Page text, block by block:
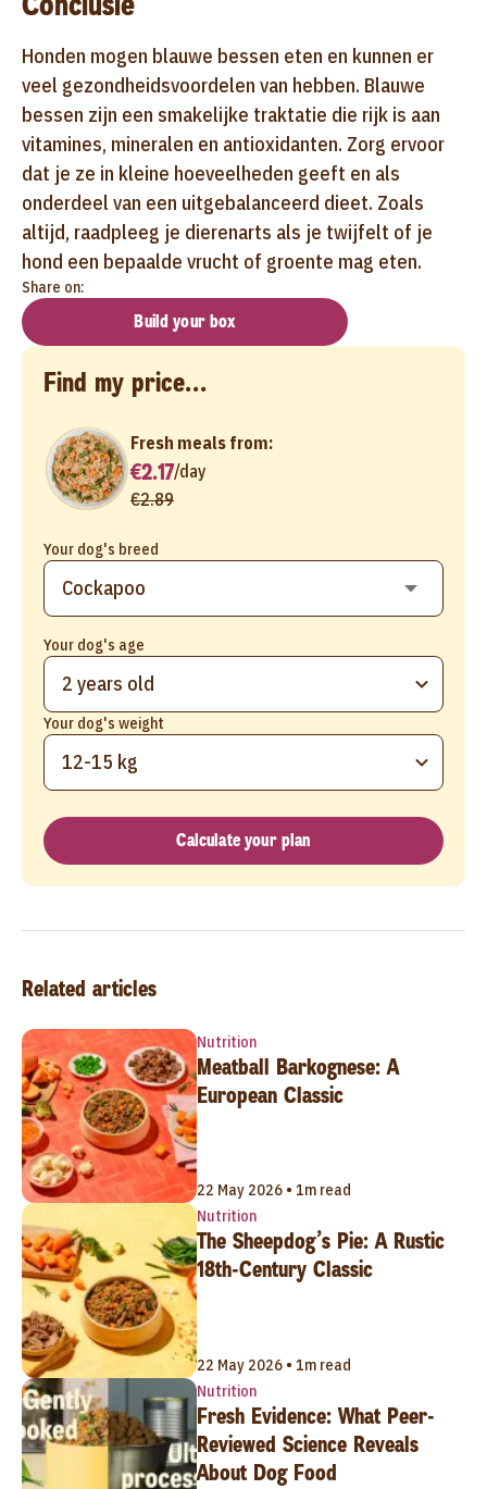
Honden mogen blauwe bessen eten en kunnen er
veel gezondheidsvoordelen van hebben. Blauwe
bessen zijn een smakelijke traktatie die rijk is aan
vitamines, mineralen en antioxidanten. Zorg ervoor
dat je ze in kleine hoeveelheden geeft en als
onderdeel van een uitgebalanceerd dieet. Zoals
altijd, raadpleeg je dierenarts als je twijfelt of je
hond een bepaalde vrucht of groente mag eten.
Share on:
Build your box
Find my price...
Your dog's breed
Your dog's age
2 years old
Your dog's weight
12-15 kg
Fresh meals from:
€2.17/day
€2.89
Calculate your plan
Related articles
Nutrition
Meatball Barkognese: A
European Classic
22 May 2026 • 1m read
Nutrition
The Sheepdog’s Pie: A Rustic
18th-Century Classic
22 May 2026 • 1m read
Nutrition
Fresh Evidence: What Peer-
Reviewed Science Reveals
About Dog Food